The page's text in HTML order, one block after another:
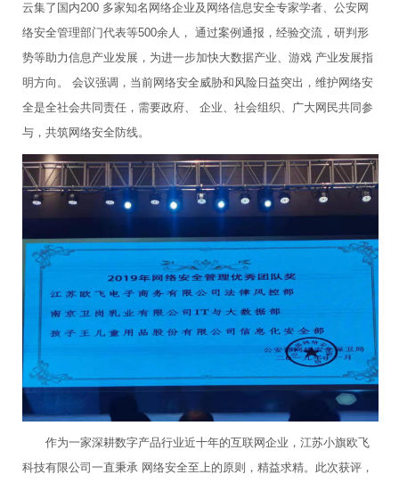
云集了国内200 多家知名网络企业及网络信息安全专家学者、公安网
络安全管理部门代表等500余人， 通过案例通报，经验交流，研判形
势等助力信息产业发展，为进一步加快大数据产业、游戏 产业发展指
明方向。 会议强调，当前网络安全威胁和风险日益突出，维护网络安
全是全社会共同责任，需要政府、 企业、社会组织、广大网民共同参
与，共筑网络安全防线。
作为一家深耕数字产品行业近十年的互联网企业，江苏小旗欧飞
科技有限公司一直秉承 网络安全至上的原则，精益求精。此次获评，